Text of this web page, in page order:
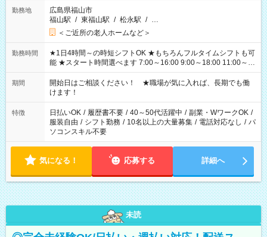
勤務地
広島県福山市
福山駅 / 東福山駅 / 松永駅 / …
＜ご近所の老人ホームなど＞
勤務時間
★1日4時間～の時短シフトOK ★もちろんフルタイムシフトも可
能 ★スタート時間選べます 7:00～16:00 9:00～18:00 11:00～
20:00 など 残業なし！ ※Wワークの場合、他のお仕事と合わせ
週40時間超の就業はご案内できません ※法令に基づき、週20時
間以上勤務は社会保険への加入対象となります ※労働者派遣法
（日雇い派遣の原則禁止）により、短時間・短期間の就業はご
案内が難しい場合があります
期間
開始日はご相談ください！ ★職場が気に入れば、長期でも働
けます！
特徴 日払いOK / 履歴書不要 / 40～50代活躍中 / 副業・WワークOK /
服装自由 / シフト勤務 / 10名以上の大量募集 / 電話対応なし / パ
ソコンスキル不要
気になる！ 応募する 詳細へ
未読